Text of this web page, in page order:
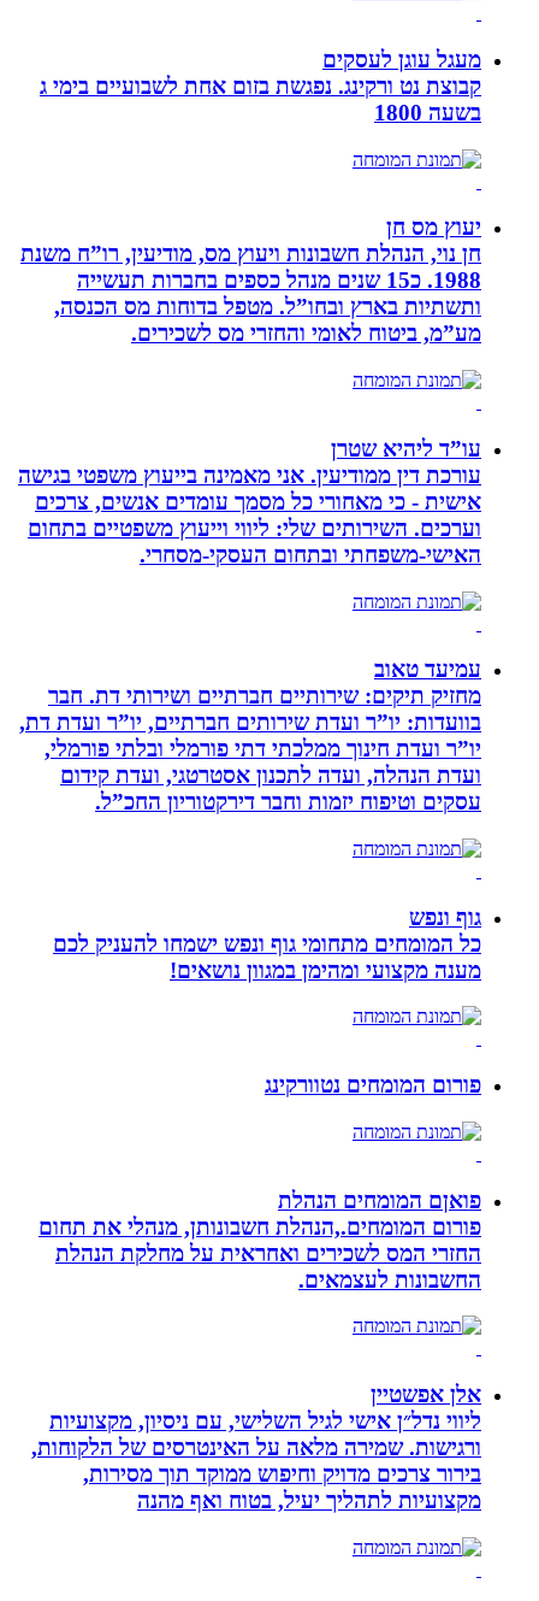
מעגל עוגן לעסקים
קבוצת נט ורקינג. נפגשת בזום אחת לשבועיים בימי ג
בשעה 1800
יעוץ מס חן
חן נוי, הנהלת חשבונות ויעוץ מס, מודיעין, רו”ח משנת
1988. כ15 שנים מנהל כספים בחברות תעשייה
ותשתיות בארץ ובחו”ל. מטפל בדוחות מס הכנסה,
מע”מ, ביטוח לאומי והחזרי מס לשכירים.
עו”ד ליהיא שטרן
עורכת דין ממודיעין. אני מאמינה בייעוץ משפטי בגישה
אישית - כי מאחורי כל מסמך עומדים אנשים, צרכים
וערכים. השירותים שלי: ליווי וייעוץ משפטיים בתחום
האישי-משפחתי ובתחום העסקי-מסחרי.
עמיעד טאוב
מחזיק תיקים: שירותיים חברתיים ושירותי דת. חבר
בוועדות: יו”ר ועדת שירותים חברתיים, יו”ר ועדת דת,
יו”ר ועדת חינוך ממלכתי דתי פורמלי ובלתי פורמלי,
ועדת הנהלה, ועדה לתכנון אסטרטגי, ועדת קידום
עסקים וטיפוח יזמות וחבר דירקטוריון החכ”ל.
גוף ונפש
כל המומחים מתחומי גוף ונפש ישמחו להעניק לכם
מענה מקצועי ומהימן במגוון נושאים!
פורום המומחים נטוורקינג
פואןם המומחים הנהלת
פורום המומחים.,הנהלת חשבונותן, מנהלי את תחום
החזרי המס לשכירים ואחראית על מחלקת הנהלת
החשבונות לעצמאים.
אלן אפשטיין
ליווי נדל״ן אישי לגיל השלישי, עם ניסיון, מקצועיות
ורגישות. שמירה מלאה על האינטרסים של הלקוחות,
בירור צרכים מדויק וחיפוש ממוקד תוך מסירות,
מקצועיות לתהליך יעיל, בטוח ואף מהנה